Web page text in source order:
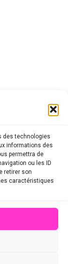
des technologies
informations des
permettra de
ou les ID
retirer son
caractéristiques